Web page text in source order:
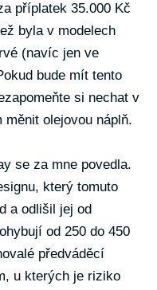
příplatek 35.000 Kč
byla v modelech
(navíc jen ve
bude mít tento
si nechat v
olejovou náplň.
se za mne povedla.
který tomuto
a odlišil jej od
od 250 do 450
předváděcí
u kterých je riziko